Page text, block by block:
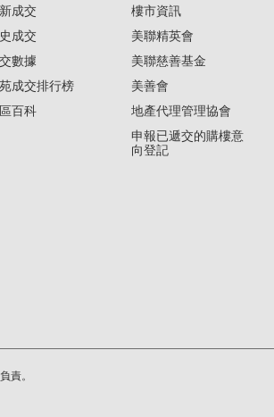
成交
成交
數據
成交排行榜
百科
樓市資訊
美聯精英會
美聯慈善基金
美善會
地產代理管理協會
申報已遞交的購樓意
向登記
責。